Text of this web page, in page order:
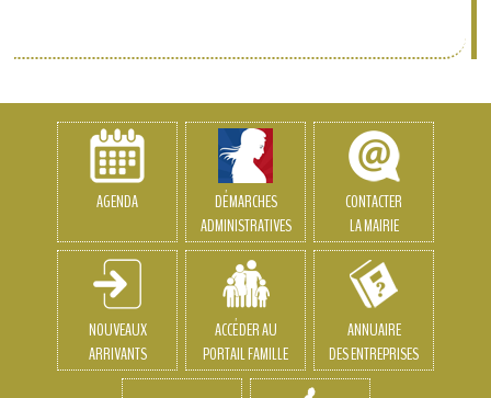
AGENDA
DÉMARCHES
ADMINISTRATIVES
CONTACTER
LA MAIRIE
NOUVEAUX
ARRIVANTS
ACCÉDER AU
PORTAIL FAMILLE
ANNUAIRE
DES ENTREPRISES